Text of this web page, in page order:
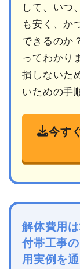
して、いつ
も安く、か
できるのか
ってわかり
損しないた
いための手
今す
解体費用
付帯工事
用実例を